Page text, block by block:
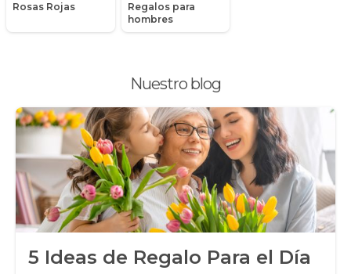
Rosas Rojas
Regalos para
hombres
Nuestro blog
5 Ideas de Regalo Para el Día
Peonias
Promociones y Ofertas
Ramos de Flores
Ramos de Novia
Ramos de Rosas
Regalos a Domicilio
Regalos para Hombres